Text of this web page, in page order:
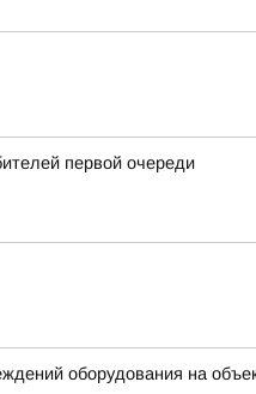
первой очереди
оборудования на